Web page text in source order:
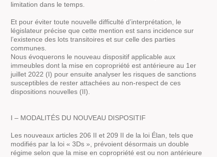
limitation dans le temps.
Et pour éviter toute nouvelle difficulté d’interprétation, le
législateur précise que cette mention est sans incidence sur
l’existence des lots transitoires et sur celle des parties
communes.
Nous évoquerons le nouveau dispositif applicable aux
immeubles dont la mise en copropriété est antérieure au 1er
juillet 2022 (I) pour ensuite analyser les risques de sanctions
susceptibles de rester attachées au non-respect de ces
dispositions nouvelles (II).
I – MODALITÉS DU NOUVEAU DISPOSITIF
Les nouveaux articles 206 II et 209 II de la loi Élan, tels que
modifiés par la loi « 3Ds », prévoient désormais un double
régime selon que la mise en copropriété est ou non antérieure